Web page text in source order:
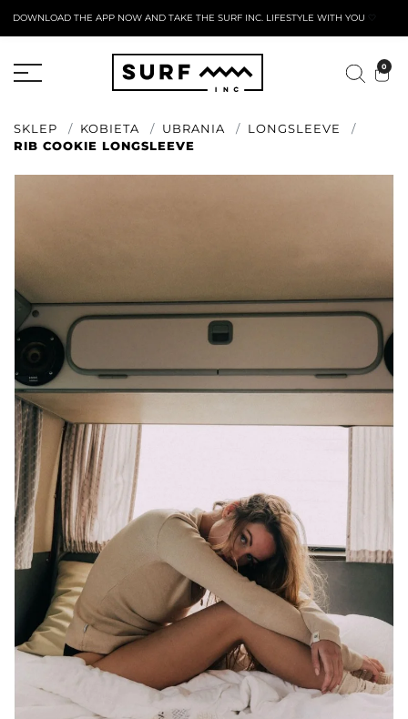
DOWNLOAD THE APP NOW AND TAKE THE SURF INC. LIFESTYLE WITH YOU 🤍
0
SKLEP KOBIETA UBRANIA
LONGSLEEVE
RIB COOKIE LONGSLEEVE
Poprzedni
AKTYWNY FORMULARZ ZWROTU